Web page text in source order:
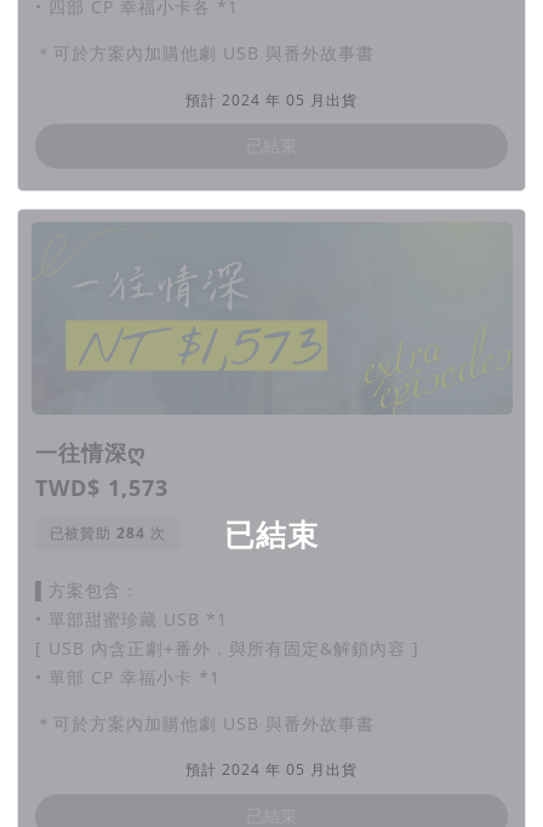
• 四部 CP 幸福小卡各 *1
＊可於方案內加購他劇 USB 與番外故事書
預計 2024 年 05 月出貨
已結束
一往情深ღ
TWD$ 1,573
已被贊助 次
▌方案包含：
• 單部甜蜜珍藏 USB *1
[ USB 內含正劇+番外，與所有固定&解鎖內容 ]
• 單部 CP 幸福小卡 *1
＊可於方案內加購他劇 USB 與番外故事書
預計 2024 年 05 月出貨